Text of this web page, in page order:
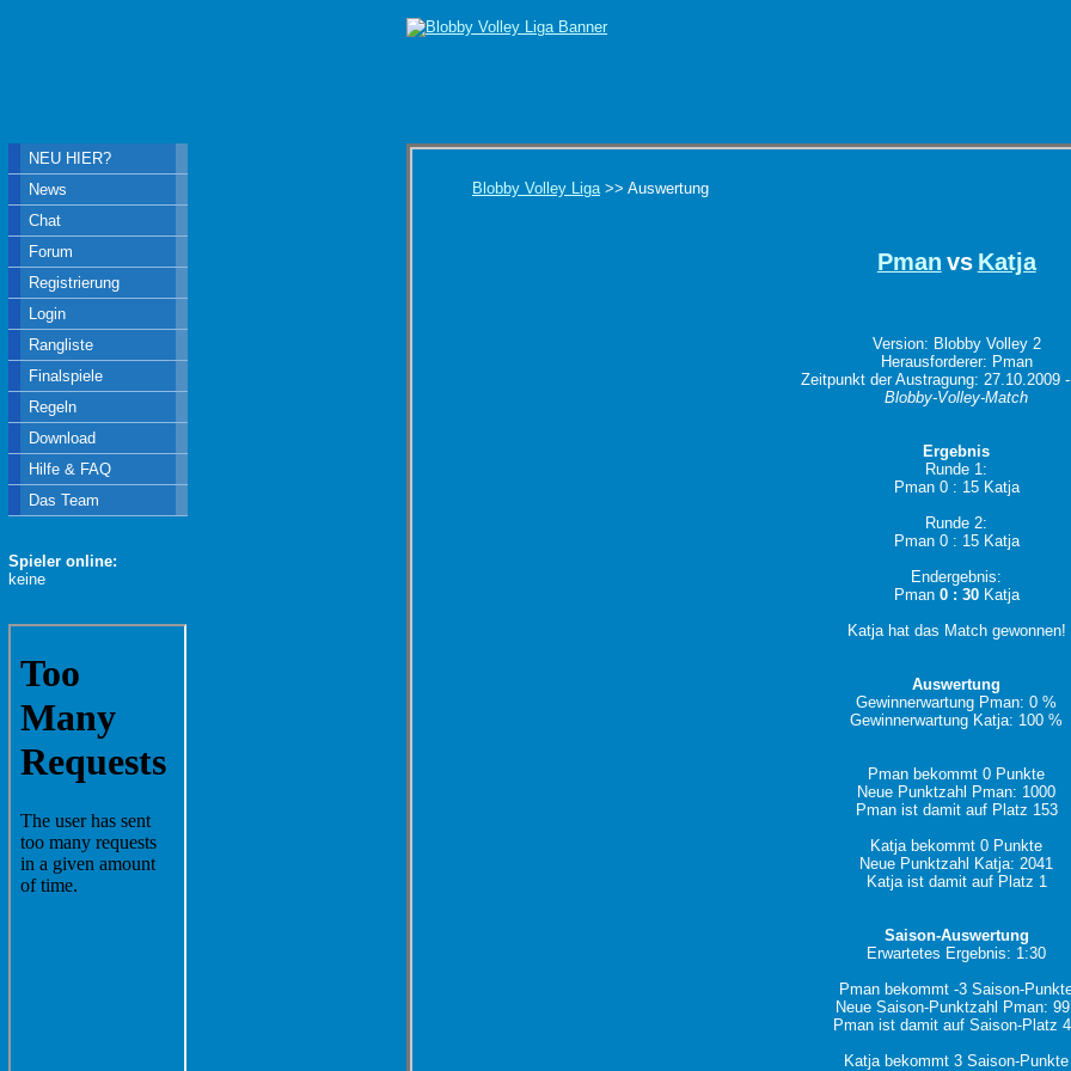
Blobby Volley Liga>> Auswertung
Pman vs Katja
Version: Blobby Volley 2
Herausforderer: Pman
Zeitpunkt der Austragung: 27.10.2009
Blobby-Volley-Match
Ergebnis
Runde 1:
Pman 0 : 15 Katja
Runde 2:
Pman 0 : 15 Katja
Endergebnis:
Pman 0 : 30Katja
Katja hat das Match gewonnen!
Auswertung
Gewinnerwartung Pman: 0 %
Gewinnerwartung Katja: 100 %
Pman bekommt 0 Punkte
Neue Punktzahl Pman: 1000
Pman ist damit auf Platz 153
Katja bekommt 0 Punkte
Neue Punktzahl Katja: 2041
Katja ist damit auf Platz 1
Saison-Auswertung
Erwartetes Ergebnis: 1:30
Pman bekommt -3 Saison-
Neue Saison-Punktzahl Pman:
Pman ist damit auf Saison-Platz
Katja bekommt 3 Saison-Punkte
NEU HIER?
News
Chat
Forum
Registrierung
Login
Rangliste
Finalspiele
Regeln
Download
Hilfe & FAQ
Das Team
Spieler online:
keine